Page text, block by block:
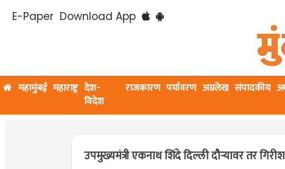
E-Paper Download App
महामुंबई महाराष्ट्र देश-
विदेश
राजकारण पर्यावरण अग्रलेख संपादकीय
उपमुख्यमंत्री एकनाथ शिंदे दिल्ली दौऱ्यावर तर